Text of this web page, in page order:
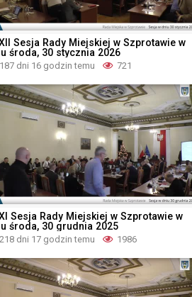
Sesja Rady Miejskiej w Szprotawie w
środa, 30 stycznia 2026
187 dni 16 godzin temu 721
Sesja Rady Miejskiej w Szprotawie w
środa, 30 grudnia 2025
218 dni 17 godzin temu 1986